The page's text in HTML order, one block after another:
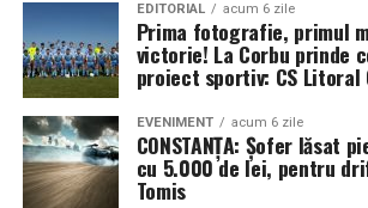
EDITORIAL acum 6 zile
Prima fotografie, primul
victorie! La Corbu prinde
proiect sportiv: CS Litoral
EVENIMENT acum 6 zile
CONSTANȚA: Șofer lăsat
cu 5.000 de lei, pentru
Tomis